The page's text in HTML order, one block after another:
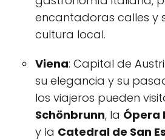
encantadoras calles y
cultura local.
Viena: Capital de
su elegancia y su
los viajeros pueden
Schönbrunn, la Ópera
y la Catedral de San